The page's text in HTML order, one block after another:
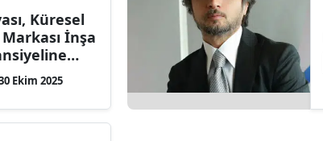
Balıkesir
Bingöl
Bitlis
Küresel
İnşa
Ekim 2025